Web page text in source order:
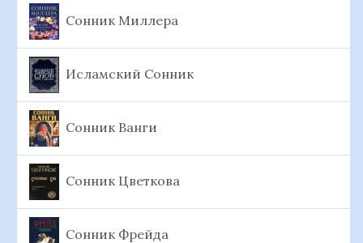
Сонник Миллера
Исламский Сонник
Сонник Ванги
Сонник Цветкова
Сонник Фрейда